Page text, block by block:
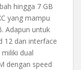
hingga 7 GB
yang mampu
Adapun untuk
12 dan interface
dual
dengan speed